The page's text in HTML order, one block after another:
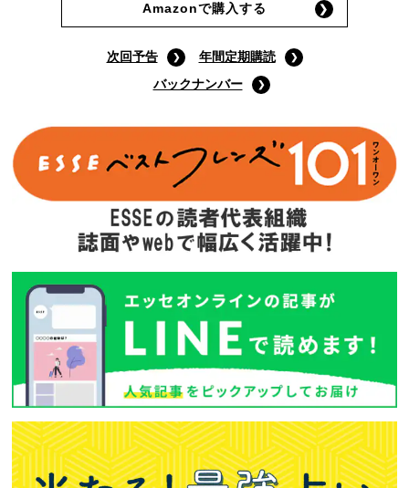
Amazonで購入する
次回予告
年間定期購読
バックナンバー